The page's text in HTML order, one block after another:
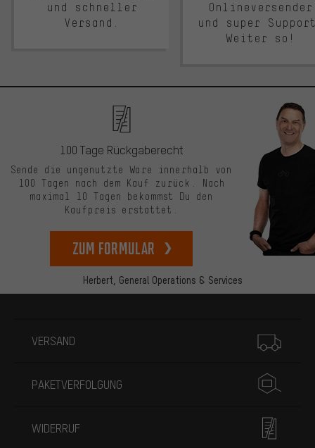
und schneller
Versand.
Onlineversender
und super
Weiter so!
Herbert, General Operations & Services
100 Tage Rückgaberecht
Sende die ungenutzte Ware innerhalb von
100 Tagen nach dem Kauf zurück. Nach
maximal 10 Tagen bekommst Du den
Kaufpreis erstattet.
zum Formular
VERSAND
PAKETVERFOLGUNG
WIDERRUF